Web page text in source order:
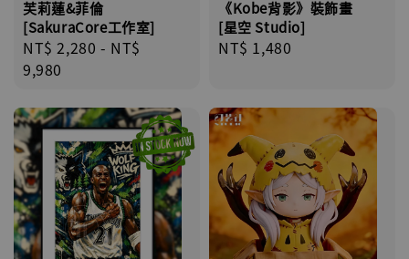
芙莉蓮&菲倫
[SakuraCore工作室]
Regular
price
NT$ 2,280 - NT$
9,980
《Kobe背影》裝飾畫
[星空 Studio]
Regular
NT$ 1,480